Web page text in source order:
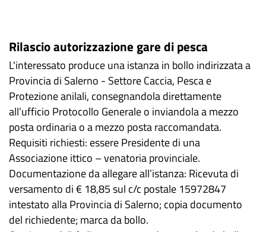
Rilascio autorizzazione gare di pesca
L'interessato produce una istanza in bollo indirizzata a
Provincia di Salerno - Settore Caccia, Pesca e
Protezione anilali, consegnandola direttamente
all’ufficio Protocollo Generale o inviandola a mezzo
posta ordinaria o a mezzo posta raccomandata.
Requisiti richiesti: essere Presidente di una
Associazione ittico – venatoria provinciale.
Documentazione da allegare all’istanza: Ricevuta di
versamento di € 18,85 sul c/c postale 15972847
intestato alla Provincia di Salerno; copia documento
del richiedente; marca da bollo.